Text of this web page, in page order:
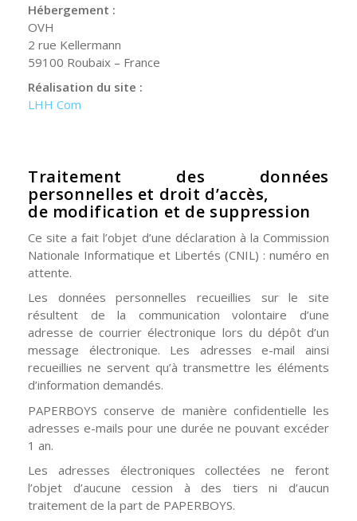
Hébergement :
OVH
2 rue Kellermann
59100 Roubaix – France
Réalisation du site :
LHH Com
Traitement des données
personnelles et droit d’accès,
de modification et de suppression
Ce site a fait l’objet d’une déclaration à la Commission
Nationale Informatique et Libertés (CNIL) : numéro en
attente.
Les données personnelles recueillies sur le site
résultent de la communication volontaire d’une
adresse de courrier électronique lors du dépôt d’un
message électronique. Les adresses e-mail ainsi
recueillies ne servent qu’à transmettre les éléments
d’information demandés.
PAPERBOYS conserve de manière confidentielle les
adresses e-mails pour une durée ne pouvant excéder
1 an.
Les adresses électroniques collectées ne feront
l’objet d’aucune cession à des tiers ni d’aucun
traitement de la part de PAPERBOYS.